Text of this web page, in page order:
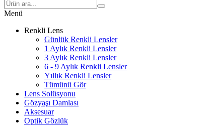
Menü
Renkli Lens
Günlük Renkli Lensler
1 Aylık Renkli Lensler
3 Aylık Renkli Lensler
6 - 9 Aylık Renkli Lensler
Yıllık Renkli Lensler
Tümünü Gör
Lens Solüsyonu
Gözyaşı Damlası
Aksesuar
Optik Gözlük